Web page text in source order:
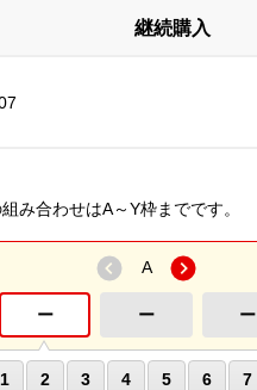
継続購入
み合わせはA～Y枠までです。
A 次へ
ー ー ー
1 2 3 4 5 6 7